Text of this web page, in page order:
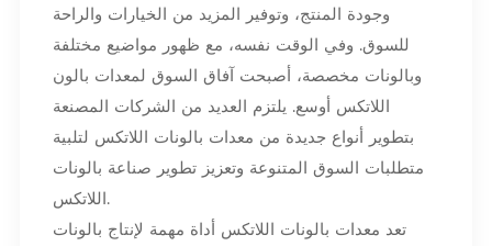
وجودة المنتج، وتوفير المزيد من الخيارات والراحة
للسوق. وفي الوقت نفسه، مع ظهور مواضيع مختلفة
وبالونات مخصصة، أصبحت آفاق السوق لمعدات بالون
اللاتكس أوسع. يلتزم العديد من الشركات المصنعة
بتطوير أنواع جديدة من معدات بالونات اللاتكس لتلبية
متطلبات السوق المتنوعة وتعزيز تطوير صناعة بالونات
اللاتكس.
تعد معدات بالونات اللاتكس أداة مهمة لإنتاج بالونات